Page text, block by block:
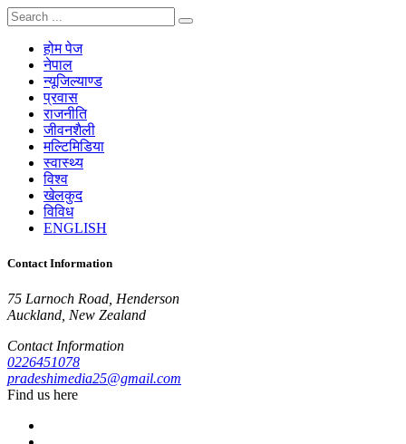
होम पेज
नेपाल
न्यूजिल्याण्ड
प्रवास
राजनीति
जीवनशैली
मल्टिमिडिया
स्वास्थ्य
विश्व
खेलकुद
विविध
ENGLISH
Contact Information
75 Larnoch Road, Henderson
Auckland, New Zealand
Contact Information
0226451078
pradeshimedia25@gmail.com
Find us here